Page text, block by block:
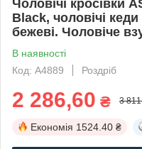
Чоловічі кросівки
Black, чоловічі
бежеві. Чоловіче
В наявності
Код: A4889
Роздріб
2 286,60 ₴ 3
Економія 1524.40 ₴